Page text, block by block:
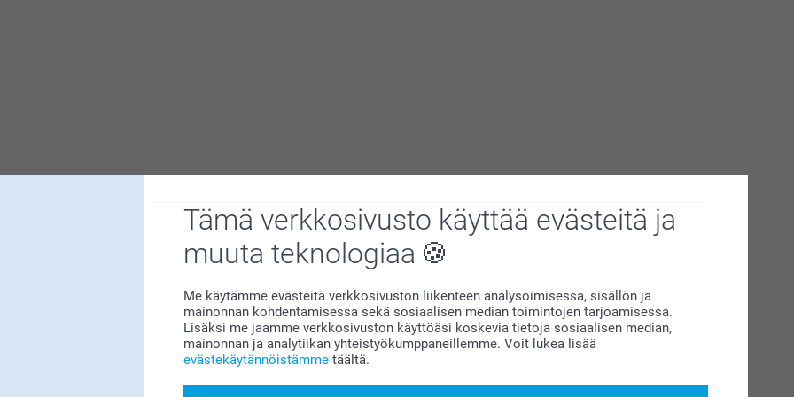
Tämä verkkosivusto käyttää evästeitä ja
muuta teknologiaa
Me käytämme evästeitä verkkosivuston liikenteen analysoimisessa, sisällön ja
mainonnan kohdentamisessa sekä sosiaalisen median toimintojen tarjoamisessa.
Lisäksi me jaamme verkkosivuston käyttöäsi koskevia tietoja sosiaalisen median,
mainonnan ja analytiikan yhteistyökumppaneillemme. Voit lukea lisää
evästekäytännöistämme täältä.
on meille erittäin tärkeää. Kiva että pidät
idea. Esim puuvillaiset kestäisi paremmin.